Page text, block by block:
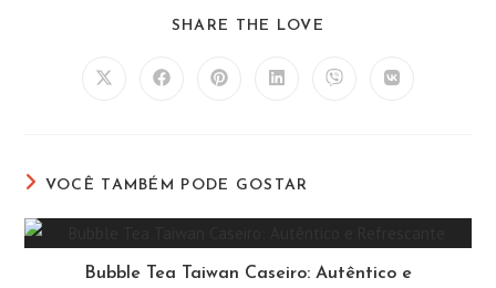
SHARE THE LOVE
Abre Abre Abre Abre Abre Abre
VOCÊ TAMBÉM PODE GOSTAR
Bubble Tea Taiwan Caseiro: Autêntico e